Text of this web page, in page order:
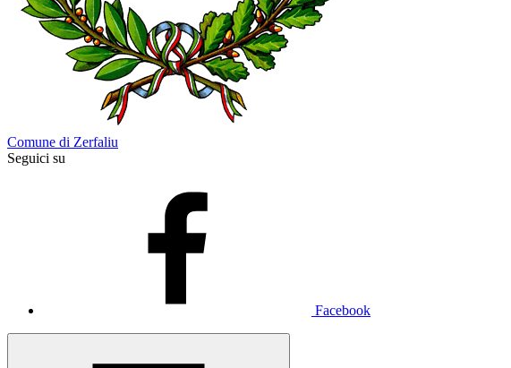
Comune di Zerfaliu
Seguici su
Facebook